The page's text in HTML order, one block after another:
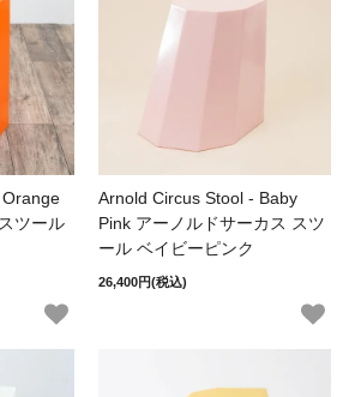
ツール
Arnold Circus Stool - Baby
Pink アーノルドサーカス スツ
ール ベイビーピンク
26,400円(税込)